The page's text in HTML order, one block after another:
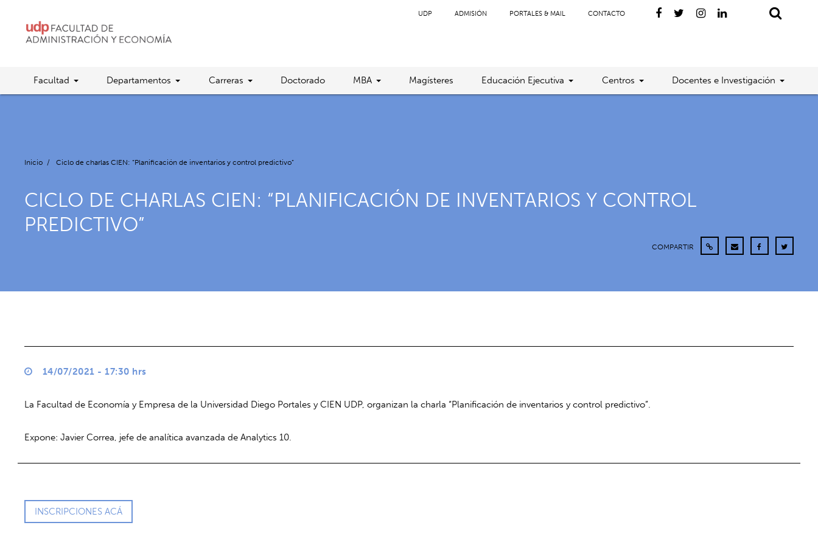
UDP ADMISIÓN PORTALES & MAIL CONTACTO
Facultad Departamentos Carreras Doctorado MBA Magísteres Educación Ejecutiva Centros Docentes e Investigación
Inicio / Ciclo de charlas CIEN: “Planificación de inventarios y control predictivo”
CICLO DE CHARLAS CIEN: “PLANIFICACIÓN DE INVENTARIOS Y CONTROL
PREDICTIVO”
COMPARTIR
14/07/2021 - 17:30 hrs
La Facultad de Economía y Empresa de la Universidad Diego Portales y CIEN UDP, organizan la charla “Planificación de inventarios y control predictivo”.
Expone: Javier Correa, jefe de analítica avanzada de Analytics 10.
INSCRIPCIONES ACÁ